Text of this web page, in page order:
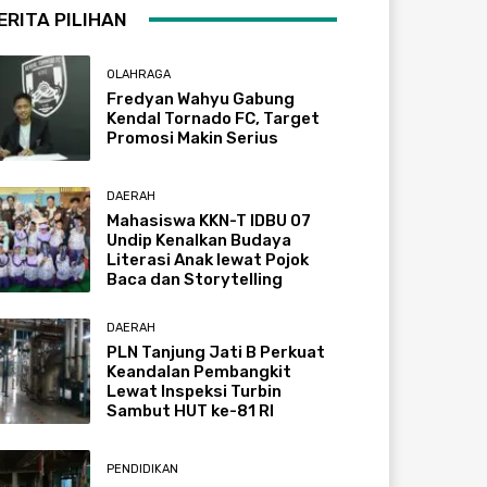
PILIHAN
OLAHRAGA
Fredyan Wahyu Gabung
Kendal Tornado FC, Target
Promosi Makin Serius
DAERAH
Mahasiswa KKN-T IDBU 07
Undip Kenalkan Budaya
Literasi Anak lewat Pojok
Baca dan Storytelling
DAERAH
PLN Tanjung Jati B Perkuat
Keandalan Pembangkit
Lewat Inspeksi Turbin
Sambut HUT ke-81 RI
PENDIDIKAN